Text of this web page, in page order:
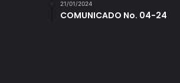
21/01/2024
COMUNICADO No. 04-24